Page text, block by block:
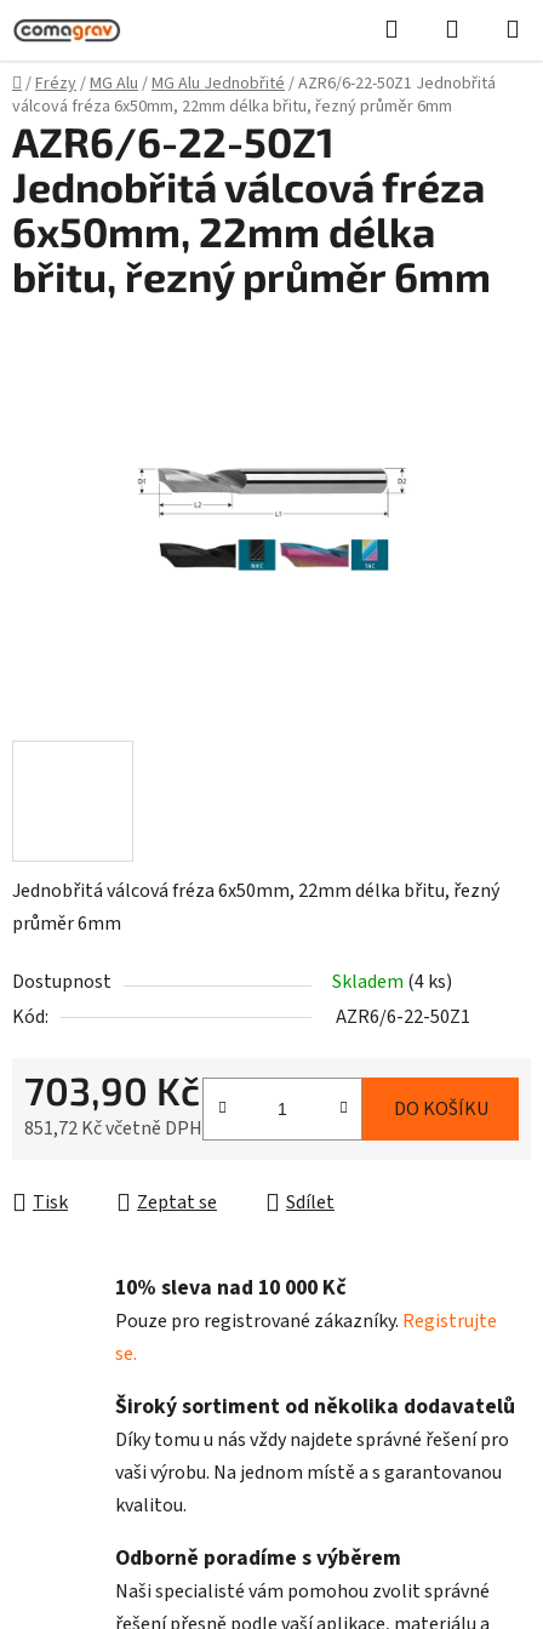
Přejít
na
obsah
Hledat
KOŠÍK
Domů
/Frézy/MG Alu/MG Alu Jednobřité/AZR6/6-22-50Z1 Jednobřitá
válcová fréza 6x50mm, 22mm délka břitu, řezný průměr 6mm
Jednobřitá válcová fréza 6x50mm, 22mm délka břitu, řezný
průměr 6mm
Dostupnost Skladem (4 ks)
Kód:
AZR6/6-22-50Z1
703,90 Kč
851,72 Kč včetně DPH
DO KOŠÍKU
Tisk Zeptat se Sdílet
AZR6/6-22-50Z1
Jednobřitá válcová fréza
6x50mm, 22mm délka
břitu, řezný průměr 6mm
10% sleva nad 10 000 Kč
Pouze pro registrované zákazníky. Registrujte
se.
Široký sortiment od několika dodavatelů
Díky tomu u nás vždy najdete správné řešení pro
vaši výrobu. Na jednom místě a s garantovanou
kvalitou.
Odborně poradíme s výběrem
Naši specialisté vám pomohou zvolit správné